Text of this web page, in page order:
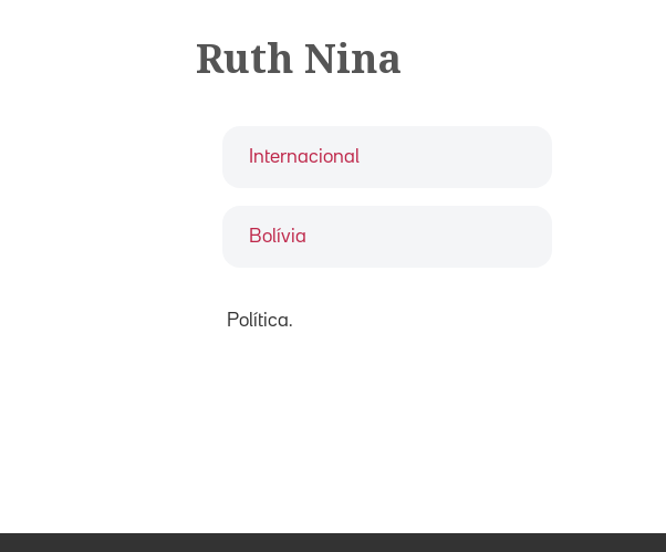
Ruth Nina
Internacional
Bolívia
Política.